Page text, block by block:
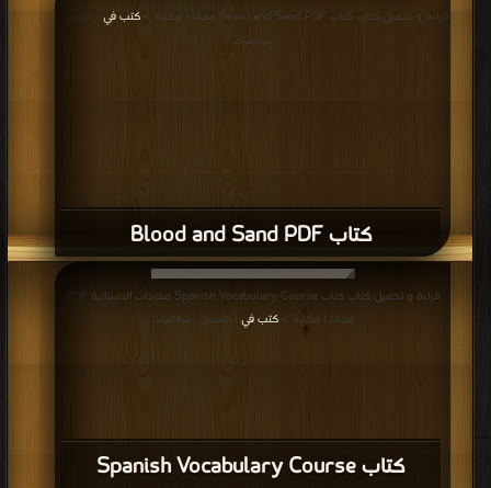
كتاب Blood and Sand PDF
قراءة و تحميل كتاب كتاب Blood and Sand PDF مجانا | مكتبة > كتب في
| التحميل :
مرة/مرات
كتاب Spanish Vocabulary Course
مجانا | مكتبة >كتب في | التحميل : مرة/مرات